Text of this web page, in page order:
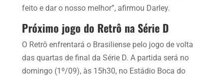
feito e dar o nosso melhor”, afirmou Darley.
Próximo jogo do Retrô na Série D
O Retrô enfrentará o Brasiliense pelo jogo de volta
das quartas de final da Série D. A partida será no
domingo (1º/09), às 15h30, no Estádio Boca do